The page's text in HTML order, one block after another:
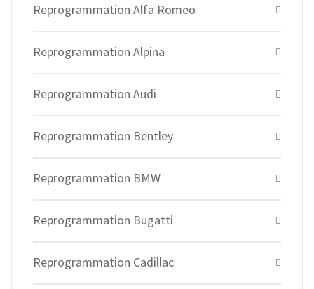
Reprogrammation Alfa Romeo
Reprogrammation Alpina
Reprogrammation Audi
Reprogrammation Bentley
Reprogrammation BMW
Reprogrammation Bugatti
Reprogrammation Cadillac